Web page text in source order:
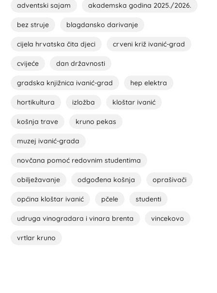
adventski sajam akademska godina 2025./2026.
bez struje blagdansko darivanje
cijela hrvatska čita djeci crveni križ ivanić-grad
cvijeće dan državnosti
gradska knjižnica ivanić-grad hep elektra
hortikultura izložba kloštar ivanić
košnja trave kruno pekas
muzej ivanić-grada
novčana pomoć redovnim studentima
obilježavanje odgođena košnja oprašivači
općina kloštar ivanić pčele studenti
udruga vinogradara i vinara brenta vincekovo
vrtlar kruno